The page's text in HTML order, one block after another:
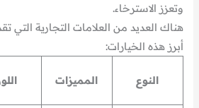
وتعزز الاسترخاء.
هناك العديد من العلامات التجارية التي
أبرز هذه الخيارات:
النوع المميزات